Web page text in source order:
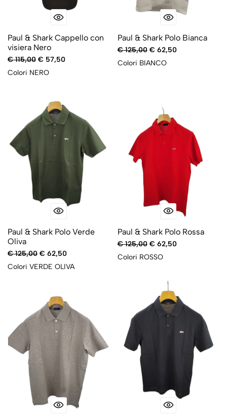
Paul & Shark Cappello con
visiera Nero
€ 115,00 € 57,50
Colori NERO
Paul & Shark Polo Bianca
€ 125,00€ 62,50
Colori BIANCO
Paul & Shark Polo Verde
Oliva
€ 125,00 € 62,50
Colori VERDE OLIVA
Paul & Shark Polo Rossa
€ 125,00€ 62,50
Colori ROSSO